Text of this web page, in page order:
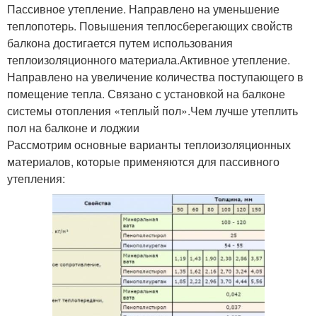
Пассивное утепление. Направлено на уменьшение
теплопотерь. Повышения теплосберегающих свойств
балкона достигается путем использования
теплоизоляционного материала.Активное утепление.
Направлено на увеличение количества поступающего в
помещение тепла. Связано с установкой на балконе
системы отопления «теплый пол».Чем лучше утеплить
пол на балконе и лоджии
Рассмотрим основные варианты теплоизоляционных
материалов, которые применяются для пассивного
утепления: